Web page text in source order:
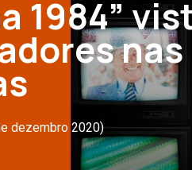
1984”
nas
dezembro 2020)